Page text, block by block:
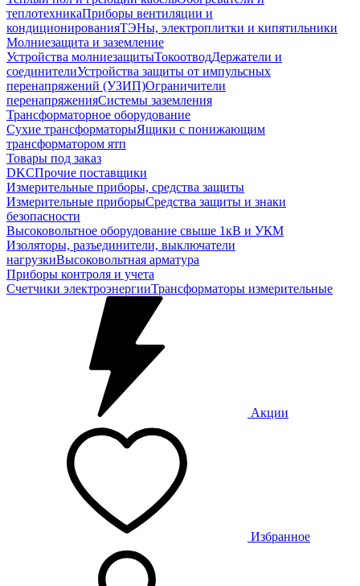
теплотехникаПриборы вентиляции и
кондиционированияТЭНы, электроплитки и кипятильники
Молниезащита и заземление
Устройства молниезащитыТокоотводДержатели и
соединителиУстройства защиты от импульсных
перенапряжений (УЗИП)Ограничители
перенапряженияСистемы заземления
Трансформаторное оборудование
Сухие трансформаторыЯщики с понижающим
трансформатором ятп
Товары под заказ
DKCПрочие поставщики
Измерительные приборы, средства защиты
Измерительные приборыСредства защиты и знаки
безопасности
Высоковольтное оборудование свыше 1кВ и УКМ
Изоляторы, разъединители, выключатели
нагрузкиВысоковольтная арматура
Приборы контроля и учета
Счетчики электроэнергииТрансформаторы измерительные
Акции
Избранное